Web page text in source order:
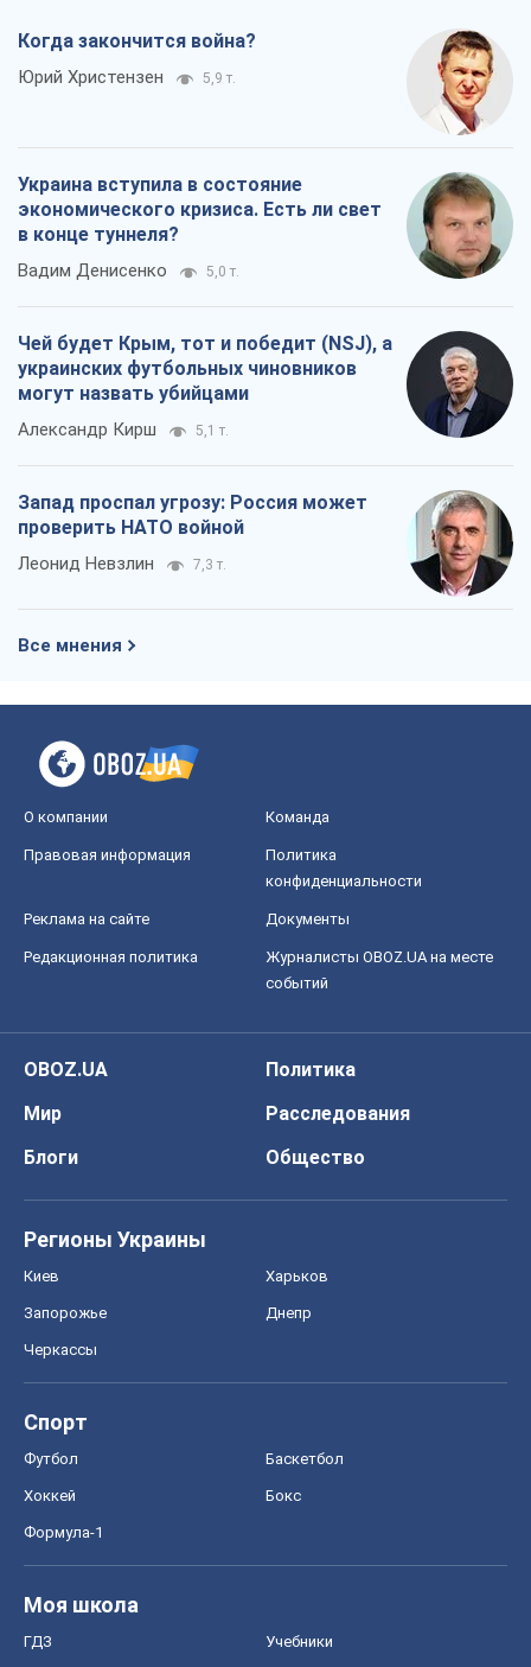
Когда закончится война?
Юрий Христензен 5,9 т.
Украина вступила в состояние
экономического кризиса. Есть ли свет
в конце туннеля?
Вадим Денисенко 5,0 т.
Чей будет Крым, тот и победит (NSJ), а
украинских футбольных чиновников
могут назвать убийцами
Александр Кирш 5,1 т.
Запад проспал угрозу: Россия может
проверить НАТО войной
Леонид Невзлин 7,3 т.
Все мнения
О компании Команда
Правовая информация
Политика
конфиденциальности
Реклама на сайте Документы
Редакционная политика
Журналисты OBOZ.UA на месте
событий
OBOZ.UA
Политика
Мир
Расследования
Блоги
Общество
Регионы Украины
Киев Харьков
Запорожье Днепр
Черкассы
Спорт
Футбол Баскетбол
Хоккей Бокс
Формула-1
Моя школа
ГДЗ Учебники